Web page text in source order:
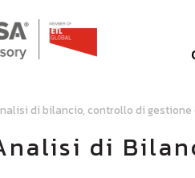
di bilancio, controllo di
di